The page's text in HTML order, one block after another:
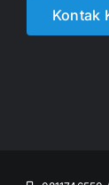
Kontak